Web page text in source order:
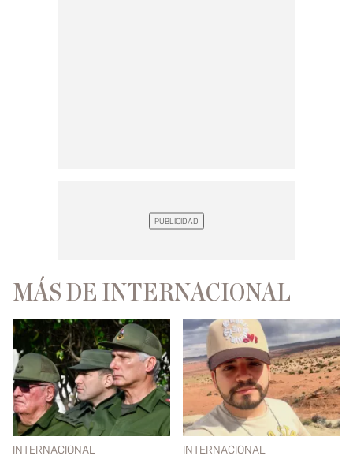
MÁS DE INTERNACIONAL
INTERNACIONAL INTERNACIONAL